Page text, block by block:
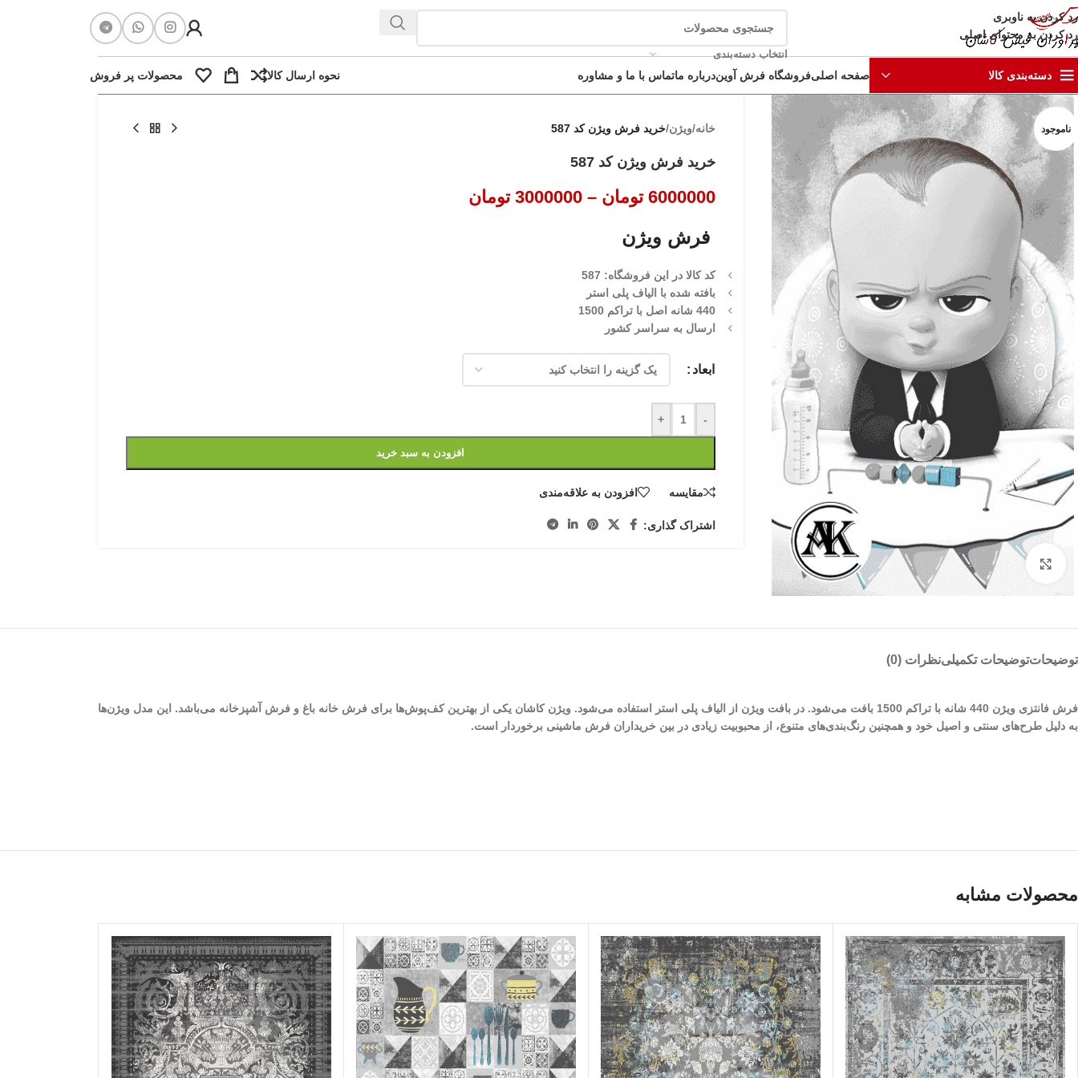
رد کردن به ناوبری
رد کردن به محتوای اصلی
انتخاب دسته‌بندی
دسته‌بندی کالا صفحه اصلیفروشگاه فرش آویندرباره ماتماس با ما و مشاوره نحوه ارسال کالا محصولات پر فروش
ناموجود
بزرگنمایی تصویر
خانه/ویژن/خرید فرش ویژن کد 587
خرید فرش ویژن کد 587
6000000 تومان –
3000000 تومان
فرش ویژن
کد کالا در این فروشگاه: 587
بافته شده با الیاف پلی استر
440 شانه اصل با تراکم 1500
ارسال به سراسر کشور
ابعاد
-
+
افزودن به سبد خرید
مقایسه افزودن به علاقه‌مندی
اشتراک گذاری:
توضیحاتتوضیحات تکمیلینظرات (0)
فرش فانتزی ویژن 440 شانه با تراکم 1500 بافت می‌شود. در بافت ویژن از الیاف پلی استر استفاده می‌شود. ویژن کاشان یکی از بهترین کف‌پوش‌ها برای فرش خانه باغ و فرش آشپزخانه می‌باشد. این مدل ویژن‌ها
به دلیل طرح‌های سنتی و اصیل خود و همچنین رنگ‌بندی‌های متنوع، از محبوبیت زیادی در بین خریداران فرش ماشینی برخوردار است.
محصولات مشابه